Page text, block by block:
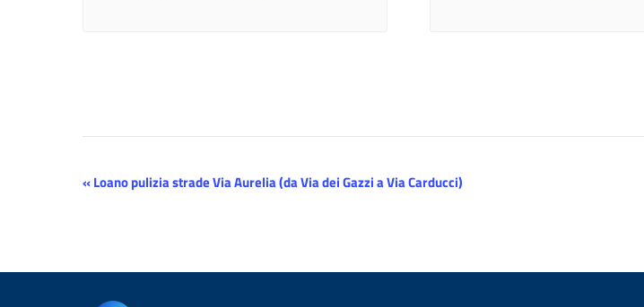
Evento
«Loano pulizia strade Via Aurelia (da Via dei Gazzi a Via Carducci)